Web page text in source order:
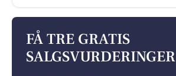
FÅ TRE GRATIS
SALGSVURDERINGER